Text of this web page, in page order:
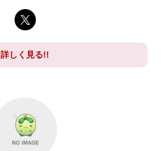
詳しく見る!!